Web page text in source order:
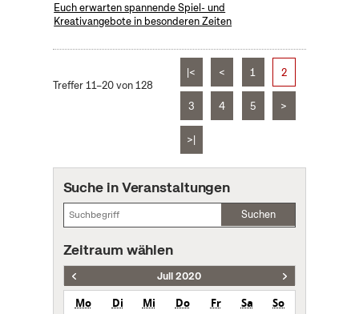
Euch erwarten spannende Spiel- und
Kreativangebote in besonderen Zeiten
Treffer 11–20 von 128
|< < 1 2
3 4 5 >
>|
Suche in Veranstaltungen
Suchen
Zeitraum wählen
Juli 2020
Mo Di Mi Do Fr Sa
So